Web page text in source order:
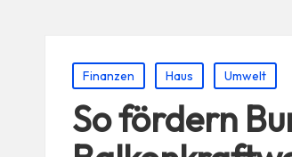
Posted
in
Finanzen Haus Umwelt
So fördern